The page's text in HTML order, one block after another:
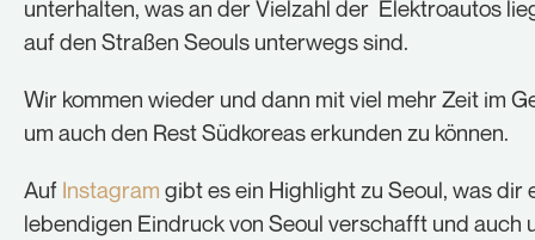
unterhalten, was an der Vielzahl der Elektroautos
auf den Straßen Seouls unterwegs sind.
Wir kommen wieder und dann mit viel mehr Zeit im
um auch den Rest Südkoreas erkunden zu können.
Auf Instagram gibt es ein Highlight zu Seoul, was dir
lebendigen Eindruck von Seoul verschafft und auch